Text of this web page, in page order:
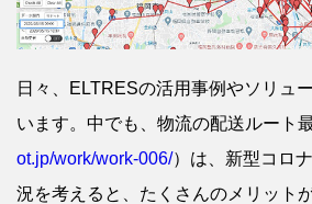
日々、ELTRESの活用事例やソリュ
います。中でも、物流の配送ルート
ot.jp/work/work-006/）は、新型コロ
況を考えると、たくさんのメリット